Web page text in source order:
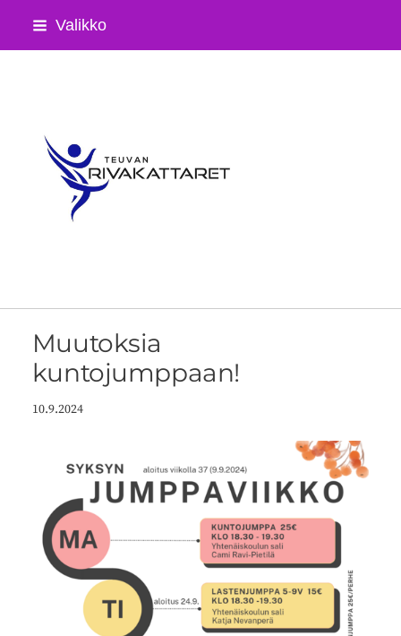
Siirry
Valikko
Teuvan Rivakattaret ry
Muutoksia
kuntojumppaan!
10.9.2024